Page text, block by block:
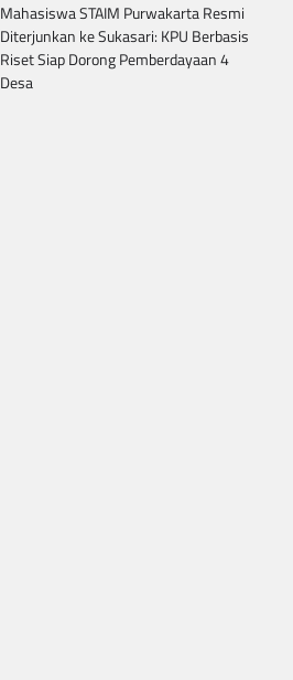
Mahasiswa STAIM Purwakarta Resmi
Diterjunkan ke Sukasari: KPU Berbasis
Riset Siap Dorong Pemberdayaan 4
Desa